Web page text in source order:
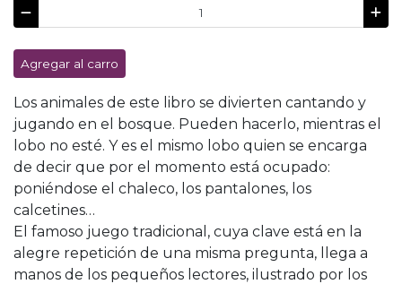
Agregar al carro
Los animales de este libro se divierten cantando y
jugando en el bosque. Pueden hacerlo, mientras el
lobo no esté. Y es el mismo lobo quien se encarga
de decir que por el momento está ocupado:
poniéndose el chaleco, los pantalones, los
calcetines…
El famoso juego tradicional, cuya clave está en la
alegre repetición de una misma pregunta, llega a
manos de los pequeños lectores, ilustrado por los